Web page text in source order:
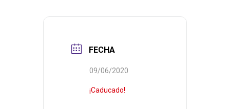
FECHA
09/06/2020
¡Caducado!